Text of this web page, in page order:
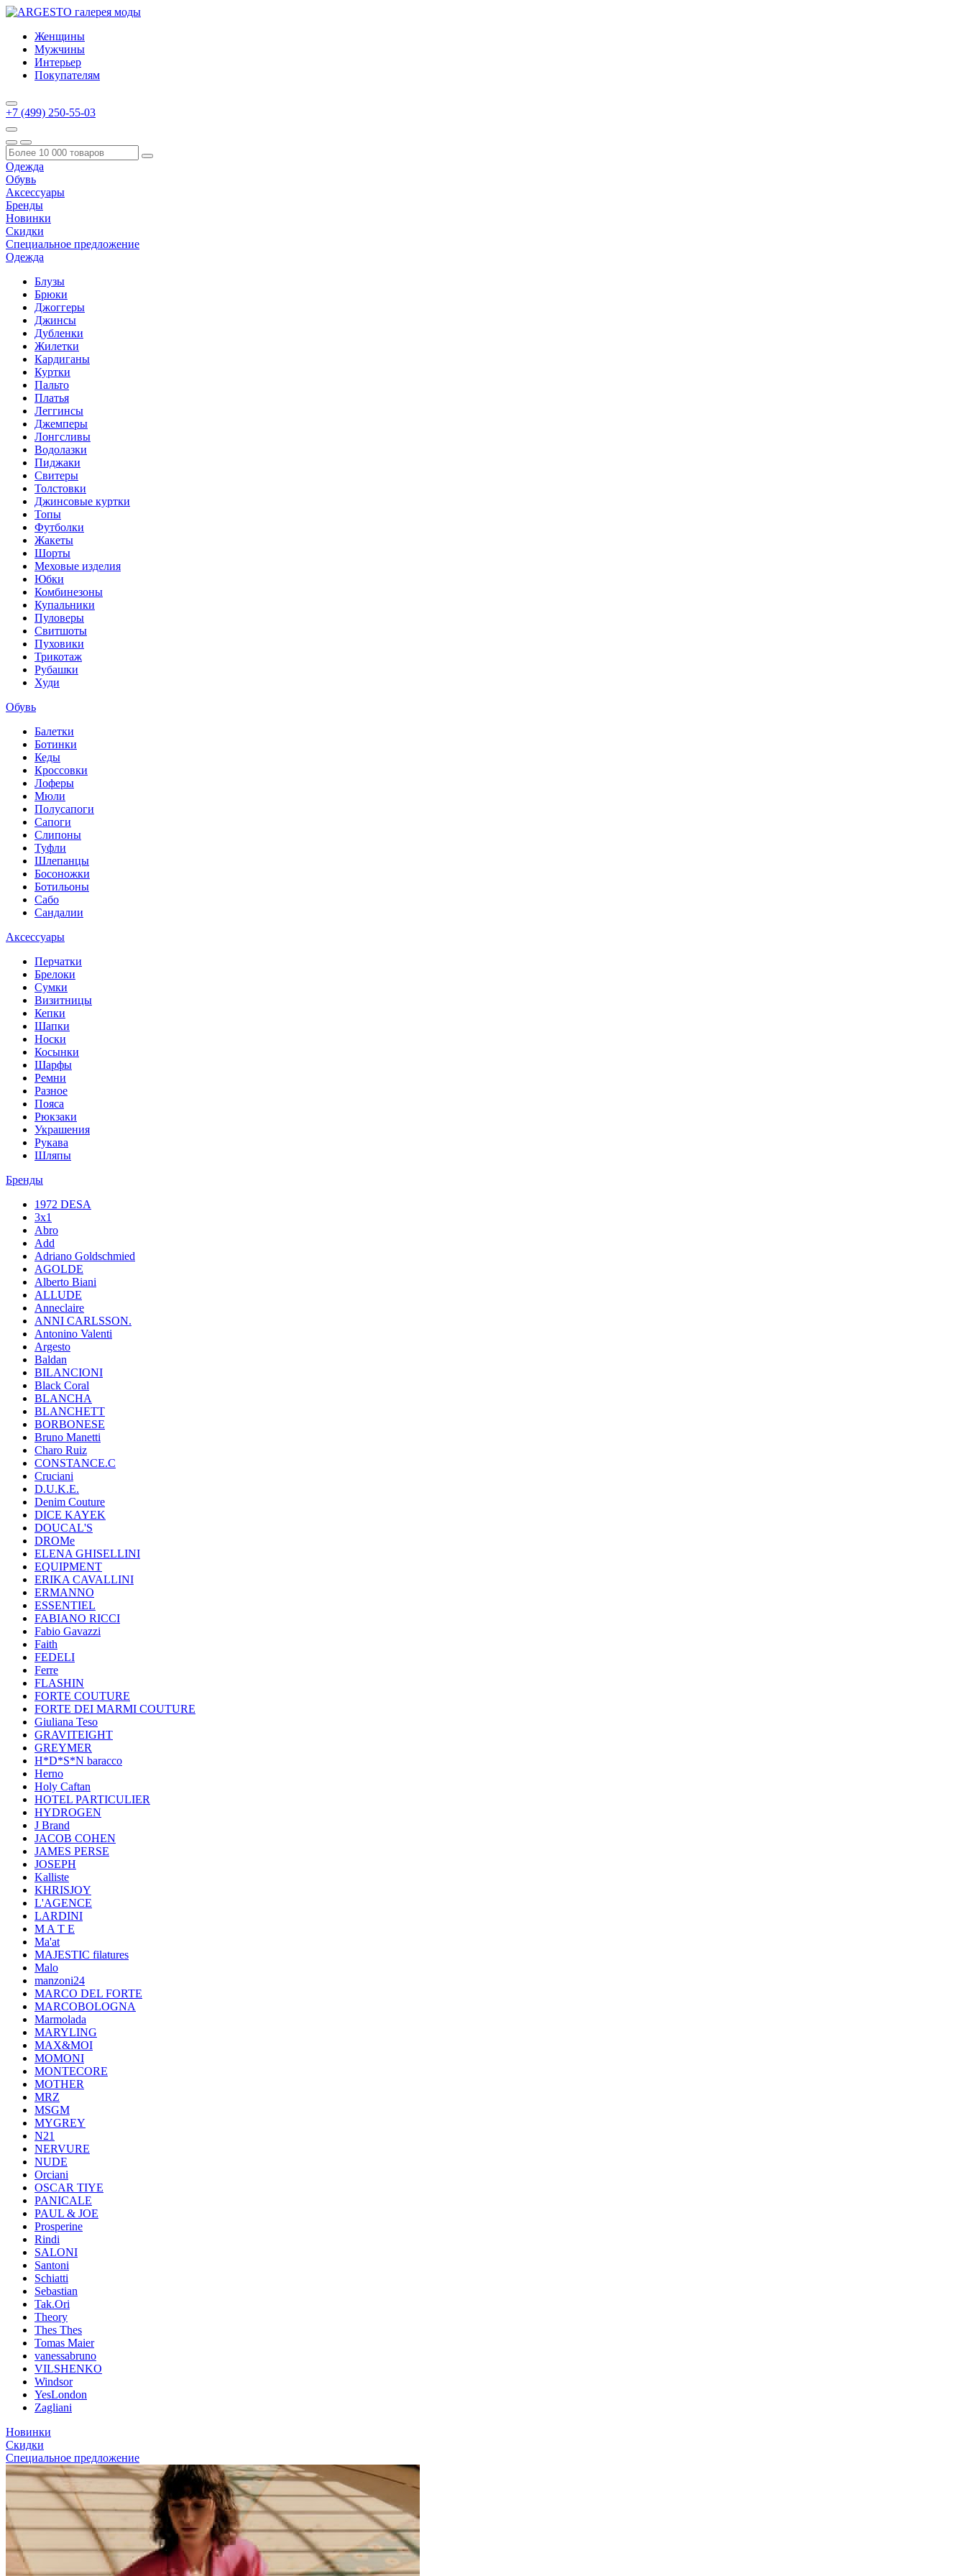
Женщины
Мужчины
Интерьер
Покупателям
+7 (499) 250-55-03
Одежда
Обувь
Аксессуары
Бренды
Новинки
Скидки
Специальное предложение
Одежда
Блузы
Брюки
Джоггеры
Джинсы
Дубленки
Жилетки
Кардиганы
Куртки
Пальто
Платья
Леггинсы
Джемперы
Лонгсливы
Водолазки
Пиджаки
Свитеры
Толстовки
Джинсовые куртки
Топы
Футболки
Жакеты
Шорты
Меховые изделия
Юбки
Комбинезоны
Купальники
Пуловеры
Свитшоты
Пуховики
Трикотаж
Рубашки
Худи
Обувь
Балетки
Ботинки
Кеды
Кроссовки
Лоферы
Мюли
Полусапоги
Сапоги
Слипоны
Туфли
Шлепанцы
Босоножки
Ботильоны
Сабо
Сандалии
Аксессуары
Перчатки
Брелоки
Сумки
Визитницы
Кепки
Шапки
Носки
Косынки
Шарфы
Ремни
Разное
Пояса
Рюкзаки
Украшения
Рукава
Шляпы
Бренды
1972 DESA
3x1
Abro
Add
Adriano Goldschmied
AGOLDE
Alberto Biani
ALLUDE
Anneclaire
ANNI CARLSSON.
Antonino Valenti
Argesto
Baldan
BILANCIONI
Black Coral
BLANCHA
BLANCHETT
BORBONESE
Bruno Manetti
Charo Ruiz
CONSTANCE.C
Cruciani
D.U.K.E.
Denim Couture
DICE KAYEK
DOUCAL'S
DROMe
ELENA GHISELLINI
EQUIPMENT
ERIKA CAVALLINI
ERMANNO
ESSENTIEL
FABIANO RICCI
Fabio Gavazzi
Faith
FEDELI
Ferre
FLASHIN
FORTE COUTURE
FORTE DEI MARMI COUTURE
Giuliana Teso
GRAVITEIGHT
GREYMER
H*D*S*N baracco
Herno
Holy Caftan
HOTEL PARTICULIER
HYDROGEN
J Brand
JACOB COHEN
JAMES PERSE
JOSEPH
Kalliste
KHRISJOY
L'AGENCE
LARDINI
M A T E
Ma'at
MAJESTIC filatures
Malo
manzoni24
MARCO DEL FORTE
MARCOBOLOGNA
Marmolada
MARYLING
MAX&MOI
MOMONI
MONTECORE
MOTHER
MRZ
MSGM
MYGREY
N21
NERVURE
NUDE
Orciani
OSCAR TIYE
PANICALE
PAUL & JOE
Prosperine
Rindi
SALONI
Santoni
Schiatti
Sebastian
Tak.Ori
Theory
Thes Thes
Tomas Maier
vanessabruno
VILSHENKO
Windsor
YesLondon
Zagliani
Новинки
Скидки
Специальное предложение